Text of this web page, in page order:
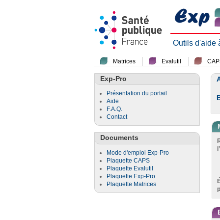
Outils d'aide
Matrices Evalutil
Exp-Pro
Présentation du portail
Aide
F.A.Q.
Contact
Documents
Mode d'emploi Exp-Pro
Plaquette CAPS
Plaquette Evalutil
Plaquette Exp-Pro
Plaquette Matrices